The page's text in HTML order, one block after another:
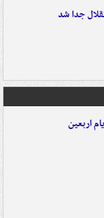
جدا شد
اربعین